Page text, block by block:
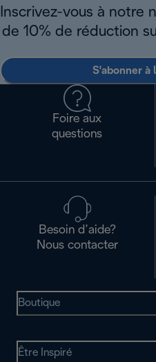
Inscrivez-vous à notre
de 10% de réduction
S'abonner à
Foire aux
questions
Besoin d’aide?
Nous contacter
Boutique
Être Inspiré